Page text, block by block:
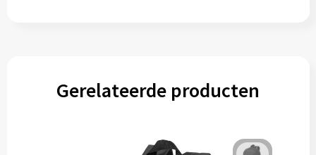
TechnologieGerelateerde producten